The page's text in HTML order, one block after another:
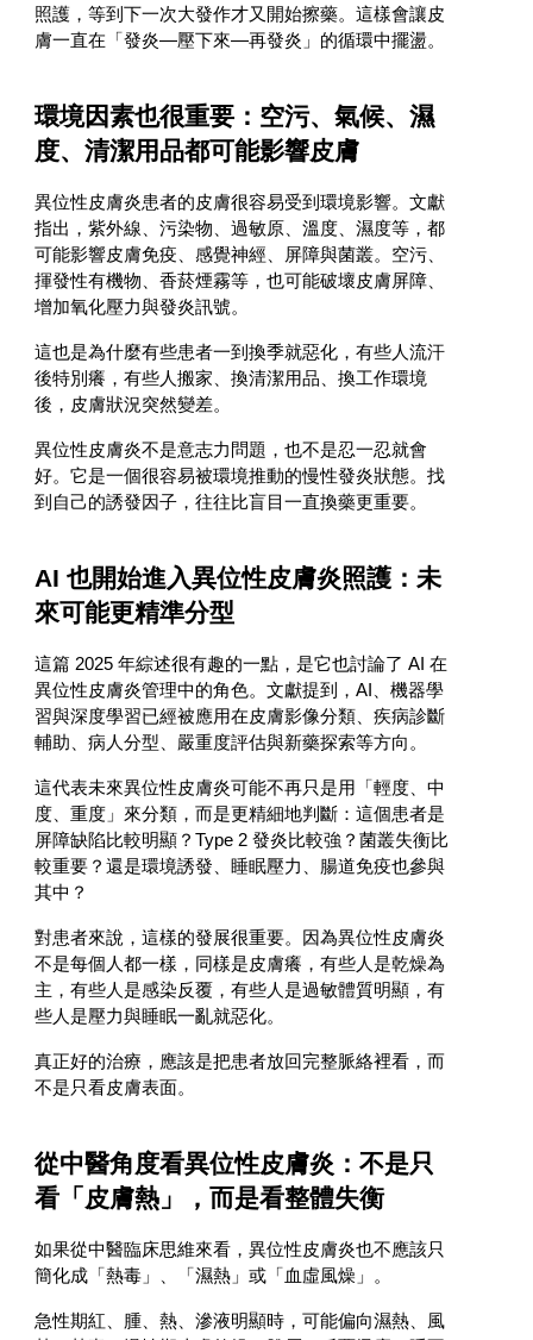
照護，等到下一次大發作才又開始擦藥。這樣會讓皮
膚一直在「發炎—壓下來—再發炎」的循環中擺盪。
環境因素也很重要：空污、氣候、濕
度、清潔用品都可能影響皮膚
異位性皮膚炎患者的皮膚很容易受到環境影響。文獻
指出，紫外線、污染物、過敏原、溫度、濕度等，都
可能影響皮膚免疫、感覺神經、屏障與菌叢。空污、
揮發性有機物、香菸煙霧等，也可能破壞皮膚屏障、
增加氧化壓力與發炎訊號。
這也是為什麼有些患者一到換季就惡化，有些人流汗
後特別癢，有些人搬家、換清潔用品、換工作環境
後，皮膚狀況突然變差。
異位性皮膚炎不是意志力問題，也不是忍一忍就會
好。它是一個很容易被環境推動的慢性發炎狀態。找
到自己的誘發因子，往往比盲目一直換藥更重要。
AI 也開始進入異位性皮膚炎照護：未
來可能更精準分型
這篇 2025 年綜述很有趣的一點，是它也討論了 AI 在
異位性皮膚炎管理中的角色。文獻提到，AI、機器學
習與深度學習已經被應用在皮膚影像分類、疾病診斷
輔助、病人分型、嚴重度評估與新藥探索等方向。
這代表未來異位性皮膚炎可能不再只是用「輕度、中
度、重度」來分類，而是更精細地判斷：這個患者是
屏障缺陷比較明顯？Type 2 發炎比較強？菌叢失衡比
較重要？還是環境誘發、睡眠壓力、腸道免疫也參與
其中？
對患者來說，這樣的發展很重要。因為異位性皮膚炎
不是每個人都一樣，同樣是皮膚癢，有些人是乾燥為
主，有些人是感染反覆，有些人是過敏體質明顯，有
些人是壓力與睡眠一亂就惡化。
真正好的治療，應該是把患者放回完整脈絡裡看，而
不是只看皮膚表面。
從中醫角度看異位性皮膚炎：不是只
看「皮膚熱」，而是看整體失衡
如果從中醫臨床思維來看，異位性皮膚炎也不應該只
簡化成「熱毒」、「濕熱」或「血虛風燥」。
急性期紅、腫、熱、滲液明顯時，可能偏向濕熱、風